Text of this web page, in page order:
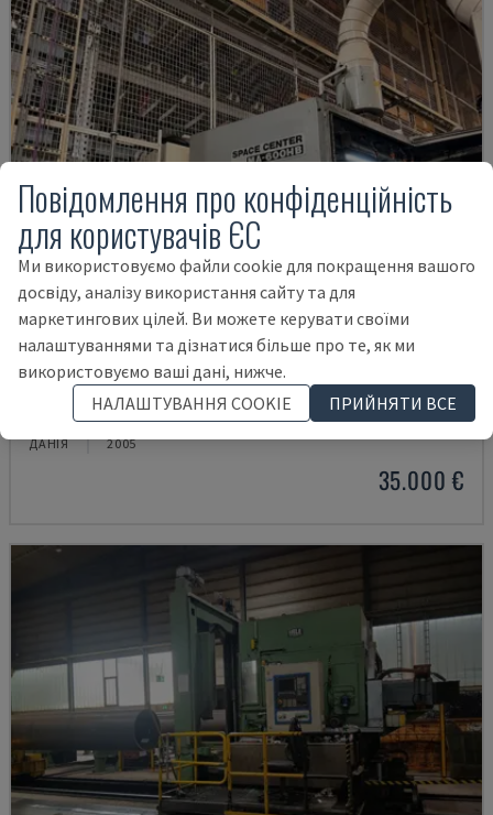
MA-600HB
OKUMA - ГОРИЗОНТАЛЬНИЙ ОБРОБНИЙ ЦЕНТР
ДАНІЯ 2005
35.000 €
Повідомлення про конфіденційність
для користувачів ЄС
Ми використовуємо файли cookie для покращення вашого
досвіду, аналізу використання сайту та для
маркетингових цілей. Ви можете керувати своїми
налаштуваннями та дізнатися більше про те, як ми
використовуємо ваші дані, нижче.
НАЛАШТУВАННЯ COOKIE
ПРИЙНЯТИ ВСЕ